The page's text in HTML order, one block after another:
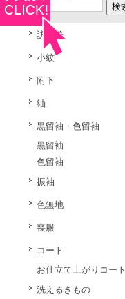
訪問着
小紋
附下
紬
黒留袖・色留袖
黒留袖
色留袖
振袖
色無地
喪服
コート
お仕立て上がりコート
洗えるきもの